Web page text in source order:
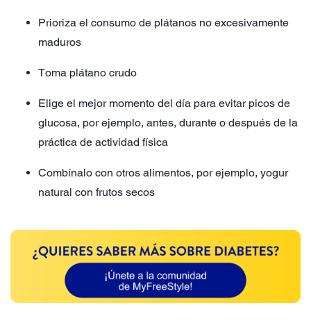
Prioriza el consumo de plátanos no excesivamente
maduros
Toma plátano crudo
Elige el mejor momento del día para evitar picos de
glucosa, por ejemplo, antes, durante o después de la
práctica de actividad física
Combínalo con otros alimentos, por ejemplo, yogur
natural con frutos secos